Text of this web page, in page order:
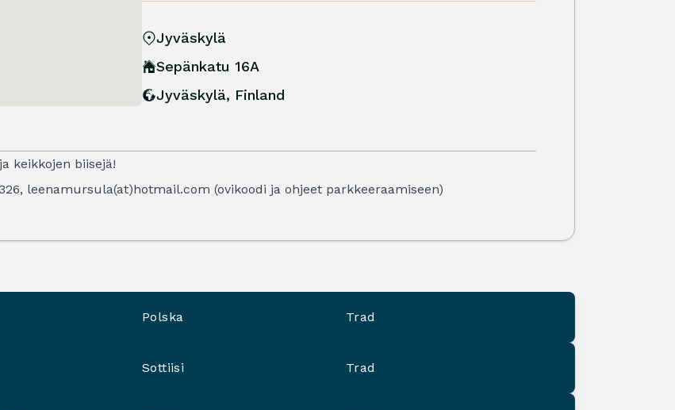
keikkojen biisejä!
leenamursula(at)hotmail.com (ovikoodi ja ohjeet parkkeeraamiseen)
Jyväskylä
Sepänkatu 16A
Jyväskylä, Finland
Polska Trad
Sottiisi Trad